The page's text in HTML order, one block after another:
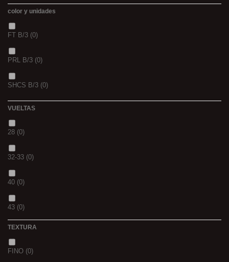
PIÑA
SCOPEX
TUTTI
FRESA
MIEL(0)
OCEAN LIVER
color y unidades
FT B/3 (0)
PRL B/3 (0)
SHCS B/3 (0)
VUELTAS
28 (0)
32-33 (0)
40 (0)
43 (0)
TEXTURA
FINO (0)